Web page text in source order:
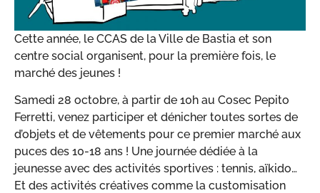
Cette année, le CCAS de la Ville de Bastia et son
centre social organisent, pour la première fois, le
marché des jeunes !
Samedi 28 octobre, à partir de 10h au Cosec Pepito
Ferretti, venez participer et dénicher toutes sortes de
d’objets et de vêtements pour ce premier marché aux
puces des 10-18 ans ! Une journée dédiée à la
jeunesse avec des activités sportives : tennis, aïkido…
Et des activités créatives comme la customisation